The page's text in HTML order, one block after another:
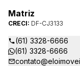
Matriz
CRECI: DF-CJ3133
(61) 3328-6666
(61) 3328-6666